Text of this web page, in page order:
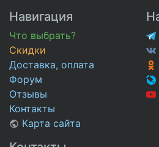
Навигация
Что выбрать?
Скидки
Доставка, оплата
Форум
Отзывы
Контакты
Карта сайта